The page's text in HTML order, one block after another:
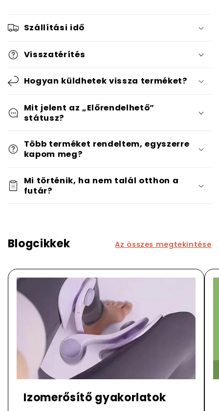
Szállítási idő
Visszatérítés
Hogyan küldhetek vissza terméket?
Mit jelent az „Előrendelhető”
státusz?
Több terméket rendeltem, egyszerre
kapom meg?
Mi történik, ha nem talál otthon a
futár?
Blogcikkek Az összes megtekintése
Izomerősítő gyakorlatok